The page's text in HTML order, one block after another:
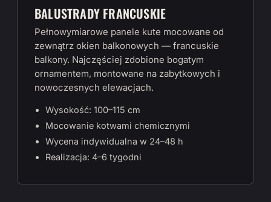
BALUSTRADY FRANCUSKIE
Pełnowymiarowe panele kute mocowane od
zewnątrz okien balkonowych — francuskie
balkony. Najczęściej zdobione bogatym
ornamentem, montowane na zabytkowych i
nowoczesnych elewacjach.
Wysokość: 100–115 cm
Mocowanie kotwami chemicznymi
Wycena indywidualna w 24–48 h
Realizacja: 4–6 tygodni